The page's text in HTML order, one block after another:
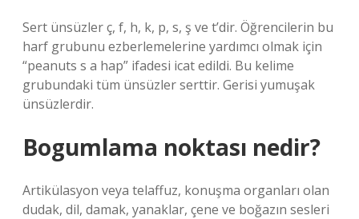
Sert ünsüzler ç, ​​​​f, h, k, p, s, ş ve t’dir. Öğrencilerin bu
harf grubunu ezberlemelerine yardımcı olmak için
“peanuts s a hap” ifadesi icat edildi. Bu kelime
grubundaki tüm ünsüzler serttir. Gerisi yumuşak
ünsüzlerdir.
Bogumlama noktası nedir?
Artikülasyon veya telaffuz, konuşma organları olan
dudak, dil, damak, yanaklar, çene ve boğazın sesleri